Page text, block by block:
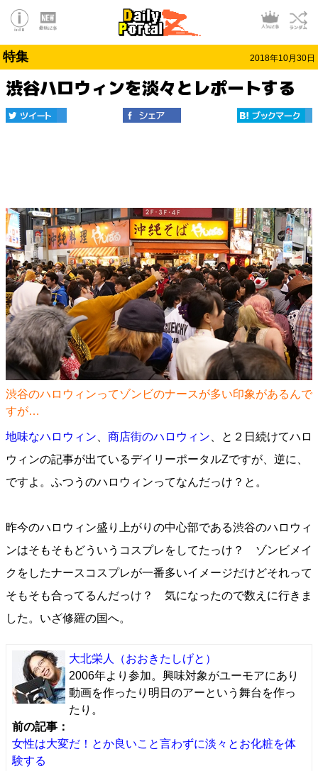
特集 2018年10月30日
渋谷ハロウィンを淡々とレポートする
渋谷のハロウィンってゾンビのナースが多い印象があるんで
すが…
地味なハロウィン 商店街のハロウィン 、と２日続けてハロ
ウィンの記事が出ているデイリーポータルZですが、逆に、
ですよ。ふつうのハロウィンってなんだっけ？と。
昨今のハロウィン盛り上がりの中心部である渋谷のハロウィ
ンはそもそもどういうコスプレをしてたっけ？ ゾンビメイ
クをしたナースコスプレが一番多いイメージだけどそれって
そもそも合ってるんだっけ？ 気になったので数えに行きま
した。いざ修羅の国へ。
大北栄人
（おおきたしげと）
2006年より参加。興味対象がユーモアにあり
動画を作ったり明日のアーという舞台を作っ
たり。
前の記事：
女性は大変だ！とか良いこと言わずに淡々とお化粧を体
験する